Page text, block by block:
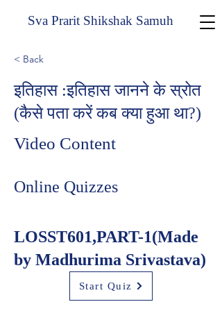
Sva Prarit Shikshak Samuh
< Back
इतिहास :इतिहास जानने के स्रोत
(कैसे पता करें कब क्या हुआ था?)
Video Content
Online Quizzes
LOSST601,PART-1(Made
by Madhurima Srivastava)
Start Quiz